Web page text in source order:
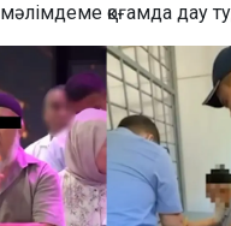
қоғамда дау